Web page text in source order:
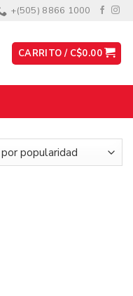
+(505) 8866 1000
CARRITO / C$0.00